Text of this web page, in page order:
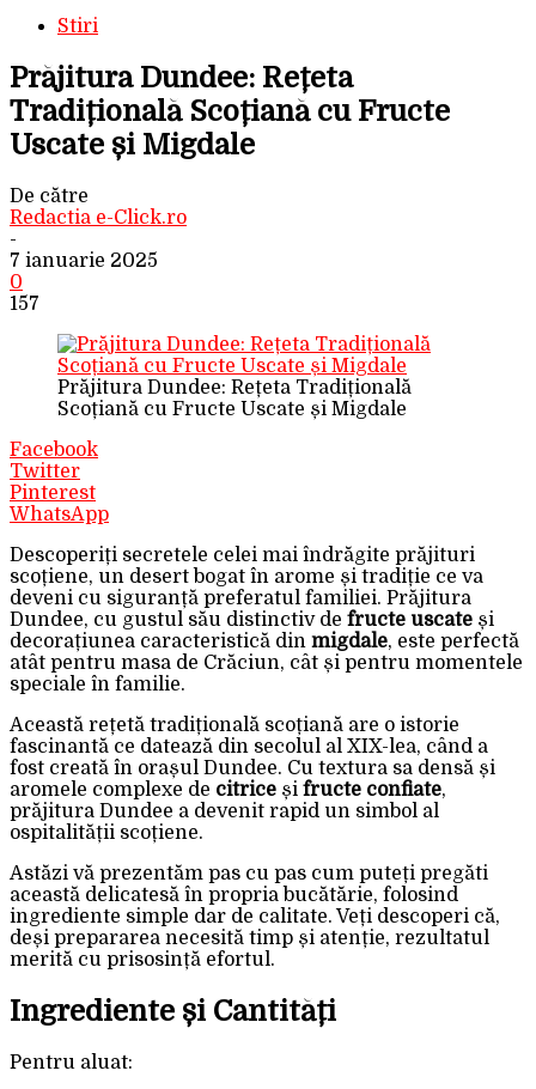
Stiri
Prăjitura Dundee: Rețeta
Tradițională Scoțiană cu Fructe
Uscate și Migdale
De către
Redactia e-Click.ro
-
7 ianuarie 2025
0
157
Prăjitura Dundee: Rețeta Tradițională
Scoțiană cu Fructe Uscate și Migdale
Facebook
Twitter
Pinterest
WhatsApp
Descoperiți secretele celei mai îndrăgite prăjituri
scoțiene, un desert bogat în arome și tradiție ce va
deveni cu siguranță preferatul familiei. Prăjitura
Dundee, cu gustul său distinctiv de fructe uscate și
decorațiunea caracteristică din migdale, este perfectă
atât pentru masa de Crăciun, cât și pentru momentele
speciale în familie.
Această rețetă tradițională scoțiană are o istorie
fascinantă ce datează din secolul al XIX-lea, când a
fost creată în orașul Dundee. Cu textura sa densă și
aromele complexe de citrice și fructe confiate,
prăjitura Dundee a devenit rapid un simbol al
ospitalității scoțiene.
Astăzi vă prezentăm pas cu pas cum puteți pregăti
această delicatesă în propria bucătărie, folosind
ingrediente simple dar de calitate. Veți descoperi că,
deși prepararea necesită timp și atenție, rezultatul
merită cu prisosință efortul.
Ingrediente și Cantități
Pentru aluat: